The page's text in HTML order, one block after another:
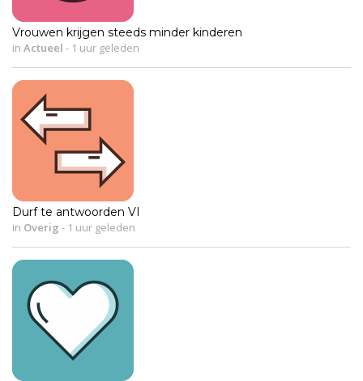
Vrouwen krijgen steeds minder kinderen
in Actueel - 1 uur geleden
Durf te antwoorden VI
in Overig - 1 uur geleden